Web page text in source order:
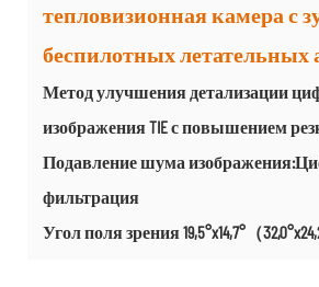
тепловизионная камера с
беспилотных летательных
Метод улучшения детализации
изображения TIE с повышением
Подавление шума
фильтрация
Угол поля зрения 19,5°x14,7°（